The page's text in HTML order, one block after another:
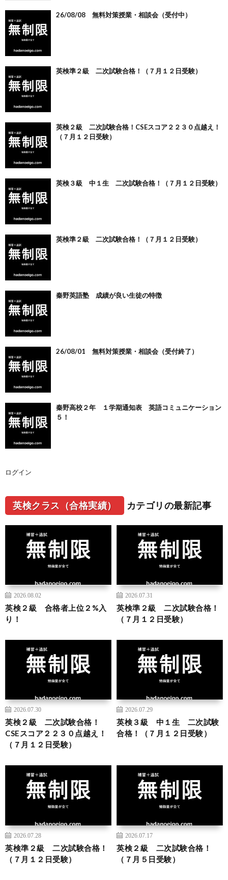
26/08/08 無料対策授業・相談会（受付中）
英検準２級 二次試験合格！（７月１２日受験）
英検２級 二次試験合格！CSEスコア２２３０点越え！
（７月１２日受験）
英検３級 中１生 二次試験合格！（７月１２日受験）
英検準２級 二次試験合格！（７月１２日受験）
秦野英語塾 成績が良い生徒の特徴
26/08/01 無料対策授業・相談会（受付終了）
秦野高校２年 １学期通知表 英語コミュニケーション
５！
ログイン
英検クラス（合格実績） カテゴリの最新記事
2026.08.02
英検２級 合格者上位２%入
り！
2026.07.31
英検準２級 二次試験合格！
（７月１２日受験）
2026.07.30
英検２級 二次試験合格！
CSEスコア２２３０点越え！
（７月１２日受験）
2026.07.29
英検３級 中１生 二次試験
合格！（７月１２日受験）
2026.07.28
英検準２級 二次試験合格！
（７月１２日受験）
2026.07.17
英検２級 二次試験合格！
（７月５日受験）